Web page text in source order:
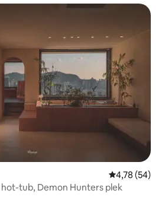
3 badkamers, Zwembad
Gemiddelde
4,78 (54)
tub, Demon Hunters plek